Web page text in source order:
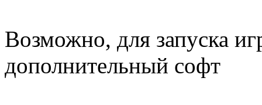
Возможно, для запуска
дополнительный софт